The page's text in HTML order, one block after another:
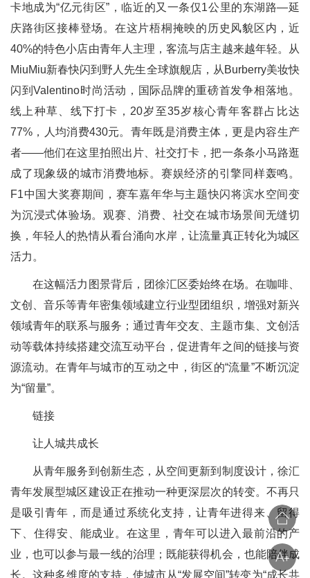
卡地成为“亿元街区”，临近的又一条仅1公里的东湖路—延
庆路街区接棒登场。在这片梧桐掩映的历史风貌区内，近
40%的特色小店由青年人主理，客流与店主越来越年轻。从
MiuMiu新春快闪到野人先生全球旗舰店，从Burberry美妆快
闪到Valentino时尚活动，国际品牌的重磅首发争相落地。
线上种草、线下打卡，20岁至35岁核心青年客群占比达
77%，人均消费430元。青年既是消费主体，更是内容生产
者——他们在这里拍照出片、社交打卡，把一条条小马路逛
成了现象级的城市消费地标。赛娱经济的引擎同样轰鸣。
F1中国大奖赛期间，赛车嘉年华与主题快闪将滨水空间变
为沉浸式体验场。观赛、消费、社交在城市场景间无缝切
换，年轻人的热情从看台涌向水岸，让流量真正转化为城区
活力。
在这幅活力图景背后，团徐汇区委始终在场。在咖啡、
文创、音乐等青年密集领域建立行业型团组织，增强对新兴
领域青年的联系与服务；通过青年交友、主题市集、文创活
动等载体持续搭建交流互动平台，促进青年之间的链接与资
源流动。在青年与城市的互动之中，街区的“流量”不断沉淀
为“留量”。
链接
让人城共成长
从青年服务到创新生态，从空间更新到制度设计，徐汇
青年发展型城区建设正在推动一种更深层次的转变。不再只
是吸引青年，而是通过系统化支持，让青年进得来、留得
下、住得安、能成业。在这里，青年可以进入最前沿的产
业，也可以参与最一线的治理；既能获得机会，也能陪伴成
长。这种多维度的支持，使城市从“发展空间”转变为“成长共